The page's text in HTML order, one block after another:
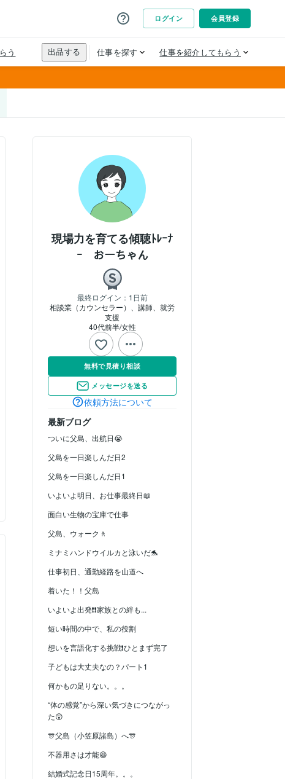
現場力を育てる傾聴ﾄﾚｰﾅ
ｰ おーちゃん
最終ログイン： 1日前
相談業（カウンセラー）、講師、就労
支援
40代前半女性
無料で見積り相談
メッセージを送る
依頼方法について
最新ブログ
ついに父島、出航日😭
父島を一日楽しんだ日2
父島を一日楽しんだ日1
いよいよ明日、お仕事最終日📖
面白い生物の宝庫で仕事
父島、ウォーク🚶
ミナミハンドウイルカと泳いだ🐬
仕事初日、通勤経路を山道へ
着いた！！父島
いよいよ出発❗❗家族との絆も...
短い時間の中で、私の役割
想いを言語化する挑戦❗ひとまず完了
子どもは大丈夫なの？パート1
何かもの足りない。。。
“体の感覚”から深い気づきにつながっ
た😲
🎊父島（小笠原諸島）へ🎊
不器用さは才能😆
結婚式記念日15周年。。。